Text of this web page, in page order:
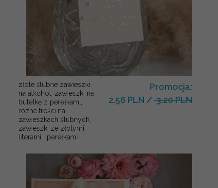
złote ślubne zawieszki
na alkohol, zawieszki na
butelkę z perełkami,
rózne treści na
zawieszkach ślubnych,
zawieszki ze złotymi
literami i perełkami
Promocja:
2.56 PLN / 3.20 PLN